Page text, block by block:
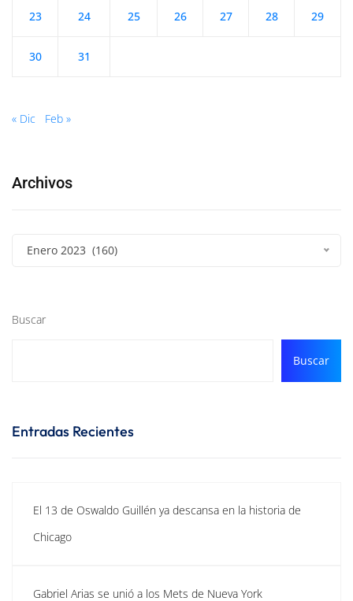
23 24 25 26 27 28 29
30 31
« Dic Feb »
Archivos
Enero 2023 (160)
Buscar
Buscar
Entradas Recientes
El 13 de Oswaldo Guillén ya descansa en la historia de
Chicago
Gabriel Arias se unió a los Mets de Nueva York